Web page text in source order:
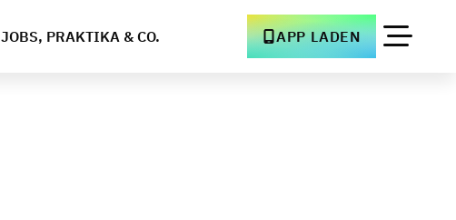
JOBS, PRAKTIKA & CO. APP LADEN